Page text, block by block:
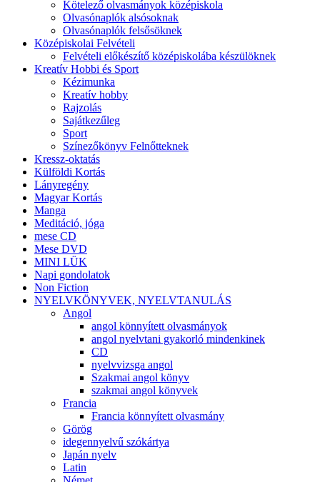
Kötelező olvasmányok középiskola
Olvasónaplók alsósoknak
Olvasónaplók felsősöknek
Középiskolai Felvételi
Felvételi előkészítő középiskolába készülöknek
Kreatív Hobbi és Sport
Kézimunka
Kreatív hobby
Rajzolás
Sajátkezűleg
Sport
Színezőkönyv Felnőtteknek
Kressz-oktatás
Külföldi Kortás
Lányregény
Magyar Kortás
Manga
Meditáció, jóga
mese CD
Mese DVD
MINI LÜK
Napi gondolatok
Non Fiction
NYELVKÖNYVEK, NYELVTANULÁS
Angol
angol könnyített olvasmányok
angol nyelvtani gyakorló mindenkinek
CD
nyelvvizsga angol
Szakmai angol könyv
szakmai angol könyvek
Francia
Francia könnyített olvasmány
Görög
idegennyelvű szókártya
Japán nyelv
Latin